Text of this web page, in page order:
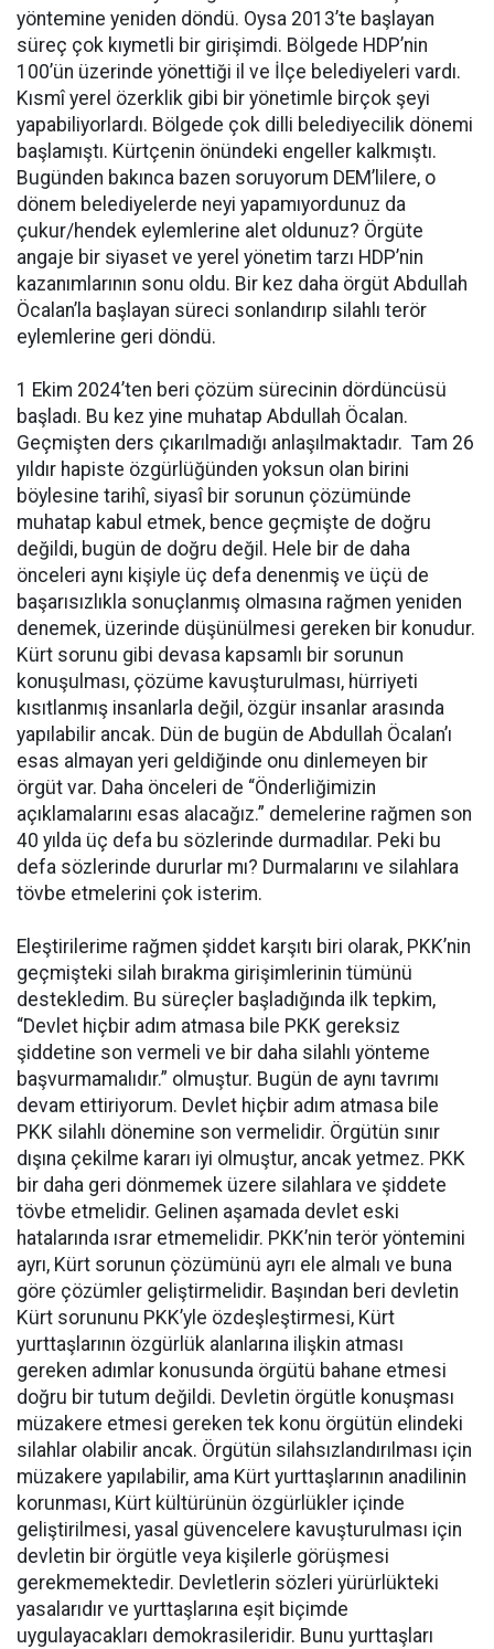
yöntemine yeniden döndü. Oysa 2013’te başlayan
süreç çok kıymetli bir girişimdi. Bölgede HDP’nin
100’ün üzerinde yönettiği il ve İlçe belediyeleri vardı.
Kısmî yerel özerklik gibi bir yönetimle birçok şeyi
yapabiliyorlardı. Bölgede çok dilli belediyecilik dönemi
başlamıştı. Kürtçenin önündeki engeller kalkmıştı.
Bugünden bakınca bazen soruyorum DEM’lilere, o
dönem belediyelerde neyi yapamıyordunuz da
çukur/hendek eylemlerine alet oldunuz? Örgüte
angaje bir siyaset ve yerel yönetim tarzı HDP’nin
kazanımlarının sonu oldu. Bir kez daha örgüt Abdullah
Öcalan’la başlayan süreci sonlandırıp silahlı terör
eylemlerine geri döndü.
1 Ekim 2024’ten beri çözüm sürecinin dördüncüsü
başladı. Bu kez yine muhatap Abdullah Öcalan.
Geçmişten ders çıkarılmadığı anlaşılmaktadır. Tam 26
yıldır hapiste özgürlüğünden yoksun olan birini
böylesine tarihî, siyasî bir sorunun çözümünde
muhatap kabul etmek, bence geçmişte de doğru
değildi, bugün de doğru değil. Hele bir de daha
önceleri aynı kişiyle üç defa denenmiş ve üçü de
başarısızlıkla sonuçlanmış olmasına rağmen yeniden
denemek, üzerinde düşünülmesi gereken bir konudur.
Kürt sorunu gibi devasa kapsamlı bir sorunun
konuşulması, çözüme kavuşturulması, hürriyeti
kısıtlanmış insanlarla değil, özgür insanlar arasında
yapılabilir ancak. Dün de bugün de Abdullah Öcalan’ı
esas almayan yeri geldiğinde onu dinlemeyen bir
örgüt var. Daha önceleri de “Önderliğimizin
açıklamalarını esas alacağız.” demelerine rağmen son
40 yılda üç defa bu sözlerinde durmadılar. Peki bu
defa sözlerinde dururlar mı? Durmalarını ve silahlara
tövbe etmelerini çok isterim.
Eleştirilerime rağmen şiddet karşıtı biri olarak, PKK’nin
geçmişteki silah bırakma girişimlerinin tümünü
destekledim. Bu süreçler başladığında ilk tepkim,
“Devlet hiçbir adım atmasa bile PKK gereksiz
şiddetine son vermeli ve bir daha silahlı yönteme
başvurmamalıdır.” olmuştur. Bugün de aynı tavrımı
devam ettiriyorum. Devlet hiçbir adım atmasa bile
PKK silahlı dönemine son vermelidir. Örgütün sınır
dışına çekilme kararı iyi olmuştur, ancak yetmez. PKK
bir daha geri dönmemek üzere silahlara ve şiddete
tövbe etmelidir. Gelinen aşamada devlet eski
hatalarında ısrar etmemelidir. PKK’nin terör yöntemini
ayrı, Kürt sorunun çözümünü ayrı ele almalı ve buna
göre çözümler geliştirmelidir. Başından beri devletin
Kürt sorununu PKK’yle özdeşleştirmesi, Kürt
yurttaşlarının özgürlük alanlarına ilişkin atması
gereken adımlar konusunda örgütü bahane etmesi
doğru bir tutum değildi. Devletin örgütle konuşması
müzakere etmesi gereken tek konu örgütün elindeki
silahlar olabilir ancak. Örgütün silahsızlandırılması için
müzakere yapılabilir, ama Kürt yurttaşlarının anadilinin
korunması, Kürt kültürünün özgürlükler içinde
geliştirilmesi, yasal güvencelere kavuşturulması için
devletin bir örgütle veya kişilerle görüşmesi
gerekmemektedir. Devletlerin sözleri yürürlükteki
yasalarıdır ve yurttaşlarına eşit biçimde
uygulayacakları demokrasileridir. Bunu yurttaşları